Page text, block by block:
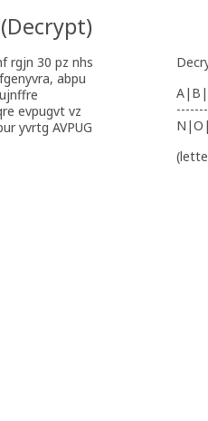
(Decrypt)
rgjn 30 pz nhs
abpu
evpugvt vz
yvrtg AVPUG